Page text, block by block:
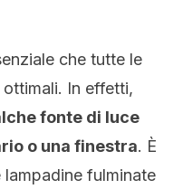
che tutte le
In effetti,
fonte di luce
o una finestra. È
fulminate